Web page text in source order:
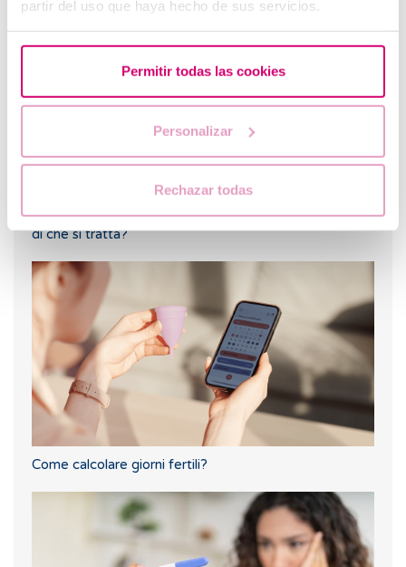
partir del uso que haya hecho de sus servicios.
Permitir todas las cookies
Personalizar
Rechazar todas
Ho una bassa riserva ovarica, qualcuno può spiegarmi
di che si tratta?
Come calcolare giorni fertili?